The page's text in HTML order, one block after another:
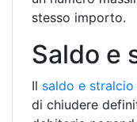
stesso importo.
Saldo e
Il saldo e stralcio
di chiudere